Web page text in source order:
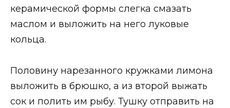
керамической формы слегка смазать
маслом и выложить на него луковые
кольца.
Половину нарезанного кружками лимона
выложить в брюшко, а из второй выжать
сок и полить им рыбу. Тушку отправить на